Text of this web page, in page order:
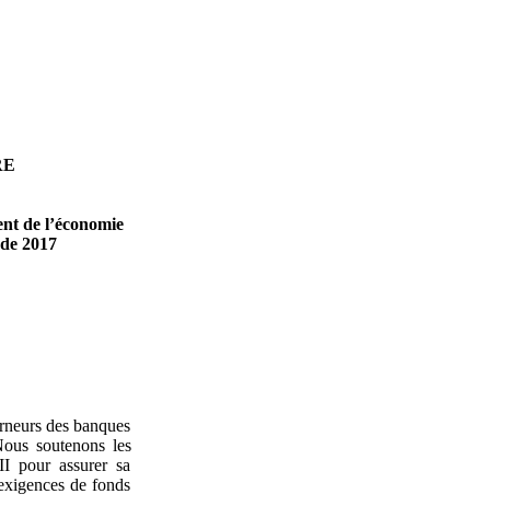
de l’économie
2017
des banques
soutenons les
pour assurer sa
de fonds